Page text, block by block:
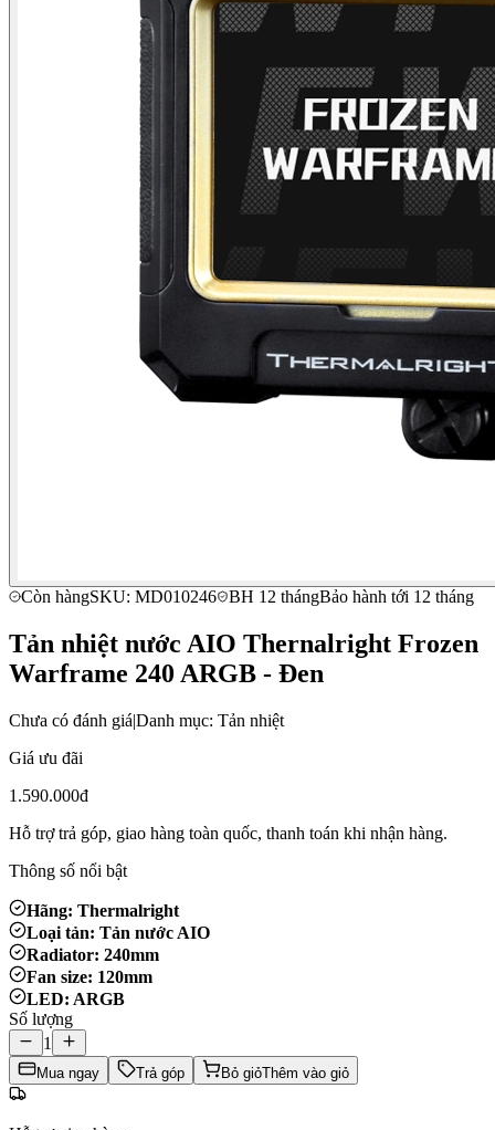
Còn hàngSKU: MD010246 BH 12 thángBảo hành tới 12 tháng
Tản nhiệt nước AIO Thernalright Frozen
Warframe 240 ARGB - Đen
Chưa có đánh giá|Danh mục: Tản nhiệt
Giá ưu đãi
1.590.000đ
Hỗ trợ trả góp, giao hàng toàn quốc, thanh toán khi nhận hàng.
Thông số nổi bật
Hãng: Thermalright
Loại tản: Tản nước AIO
Radiator: 240mm
Fan size: 120mm
LED: ARGB
Số lượng
1
Mua ngay Trả góp Bỏ giỏThêm vào giỏ